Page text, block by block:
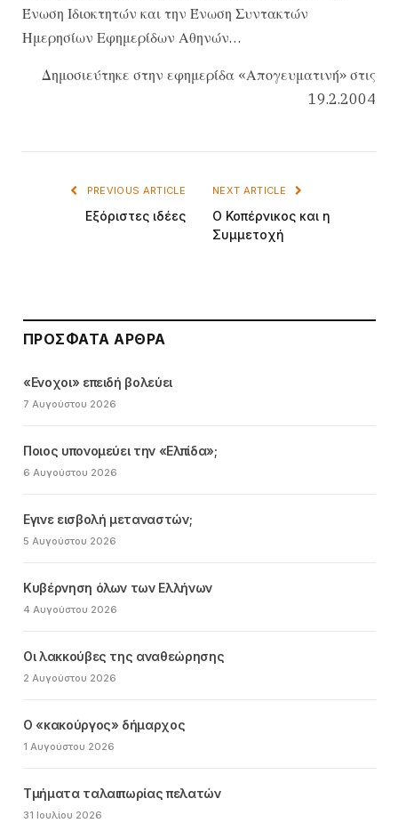
Ένωση Ιδιοκτητών και την Ένωση Συντακτών
Ημερησίων Εφημερίδων Αθηνών…
Δημοσιεύτηκε στην εφημερίδα «Απογευματινή» στις
19.2.2004
PREVIOUS ARTICLE
Εξόριστες ιδέες
NEXT ARTICLE
Ο Κοπέρνικος και η
Συμμετοχή
ΠΡΌΣΦΑΤΑ ΆΡΘΡΑ
«Ενοχοι» επειδή βολεύει
7 Αυγούστου 2026
Ποιος υπονομεύει την «Ελπίδα»;
6 Αυγούστου 2026
Εγινε εισβολή μεταναστών;
5 Αυγούστου 2026
Κυβέρνηση όλων των Ελλήνων
4 Αυγούστου 2026
Οι λακκούβες της αναθεώρησης
2 Αυγούστου 2026
Ο «κακούργος» δήμαρχος
1 Αυγούστου 2026
Τμήματα ταλαιπωρίας πελατών
31 Ιουλίου 2026